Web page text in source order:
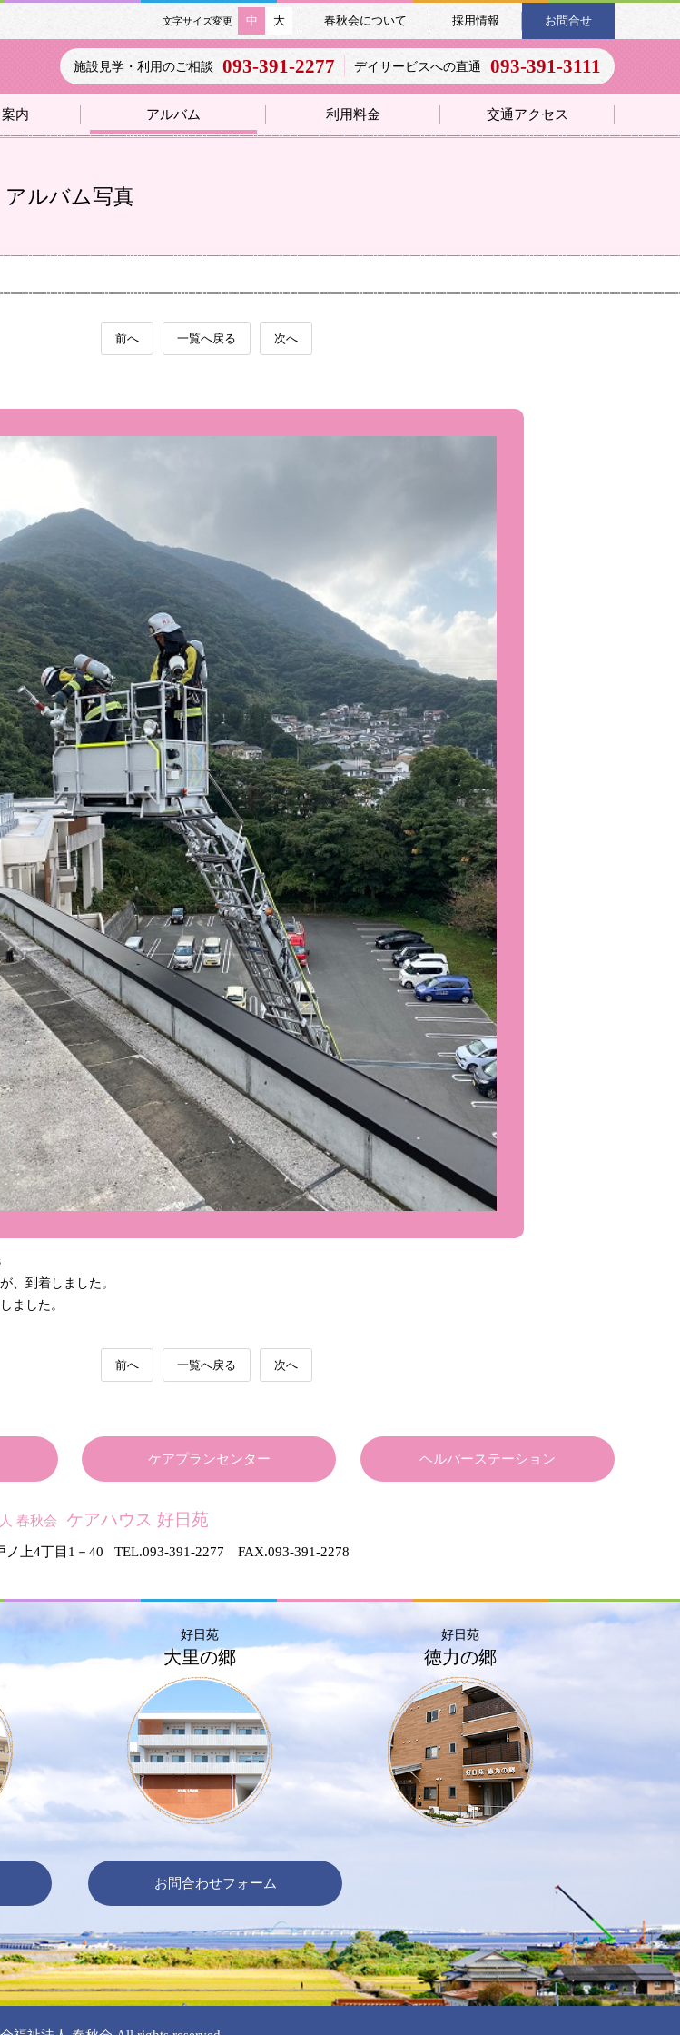
文字サイズ変更 中 大 春秋会について 採用情報 お問合せ
施設見学・利用のご相談 093-391-2277 デイサービスへの直通 093-391-3111
内 アルバム 利用料金 交通アクセス
アルバム写真
前へ 一覧へ戻る 次へ
、到着しました。
ました。
前へ 一覧へ戻る 次へ
ケアプランセンター ヘルパーステーション
春秋会 ケアハウス 好日苑
ノ上4丁目1－40 TEL.093-391-2277 FAX.093-391-2278
好日苑
大里の郷
好日苑
徳力の郷
お問合わせフォーム